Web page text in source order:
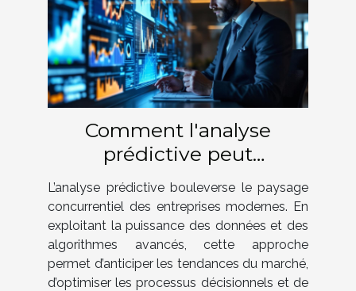
Comment l'analyse
prédictive peut
révolutionner votre
stratégie d'entreprise
L’analyse prédictive bouleverse le paysage
concurrentiel des entreprises modernes. En
exploitant la puissance des données et des
algorithmes avancés, cette approche
permet d’anticiper les tendances du marché,
d’optimiser les processus décisionnels et de